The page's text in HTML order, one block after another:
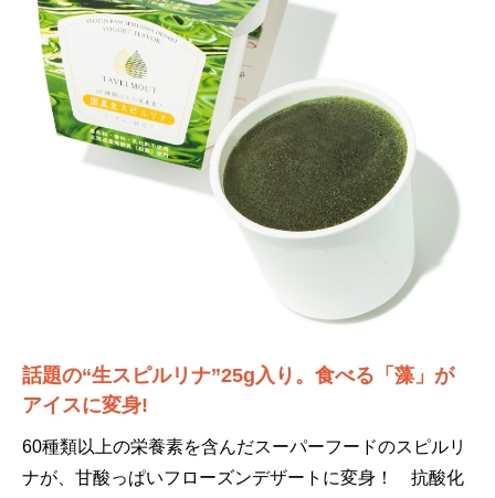
話題の“生スピルリナ”25g入り。食べる「藻」が
アイスに変身!
60種類以上の栄養素を含んだスーパーフードのスピルリ
ナが、甘酸っぱいフローズンデザートに変身！ 抗酸化